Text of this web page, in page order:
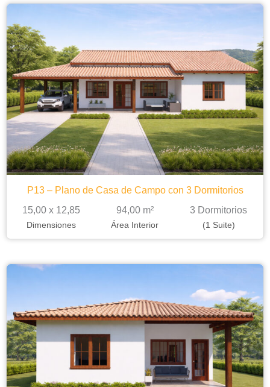
P13 – Plano de Casa de Campo con 3 Dormitorios
15,00 x 12,85
Dimensiones
94,00 m²
Área Interior
3 Dormitorios
(1 Suite)